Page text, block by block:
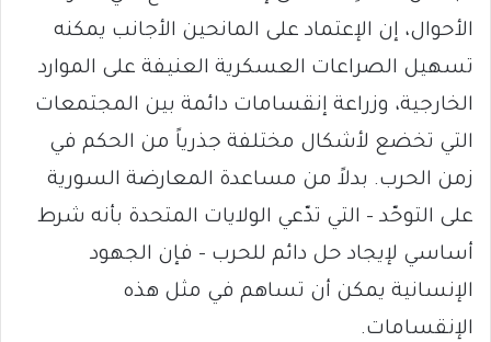
الأحوال، إن الإعتماد على المانحين الأجانب يمكنه
تسهيل الصراعات العسكرية العنيفة على الموارد
الخارجية، وزراعة إنقسامات دائمة بين المجتمعات
التي تخضع لأشكال مختلفة جذرياً من الحكم في
زمن الحرب. بدلاً من مساعدة المعارضة السورية
على التوحّد – التي تدّعي الولايات المتحدة بأنه شرط
أساسي لإيجاد حل دائم للحرب – فإن الجهود
الإنسانية يمكن أن تساهم في مثل هذه
الإنقسامات.